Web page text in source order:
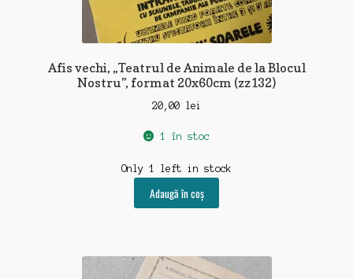
Afis vechi, „Teatrul de Animale de la Blocul
Nostru”, format 20x60cm (zz132)
20,00 lei
1 în stoc
Only 1 left in stock
Adaugă în coș